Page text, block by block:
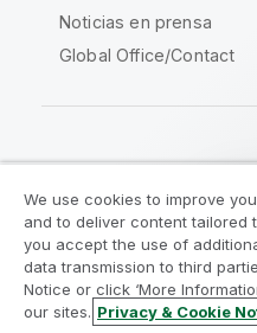
Noticias en prensa
Global Office/Contact
Acuerdos legales
Legal Policies
Condiciones de uso
We use cookies to improve
and to deliver content tailored
you accept the use of
data transmission to third
Notice or click ‘More
our sites. Privacy & Cookie